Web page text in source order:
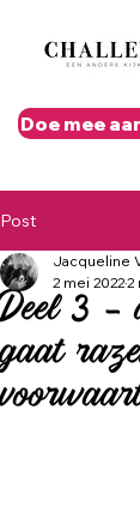
Doe mee
Post
Deel 3 -
gaat
Jacqueline
2 mei 20222